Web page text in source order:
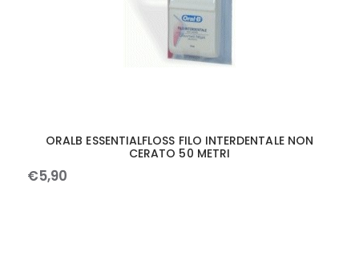
ORALB ESSENTIALFLOSS FILO INTERDENTALE NON
CERATO 50 METRI
€5,90